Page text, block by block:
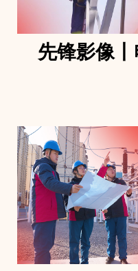
先锋影像